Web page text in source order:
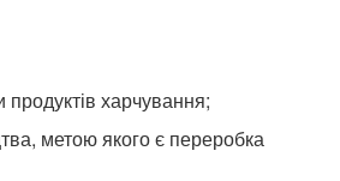
продуктів харчування;
метою якого є переробка